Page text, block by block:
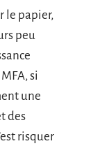
le papier,
peu
si
une
des
risquer